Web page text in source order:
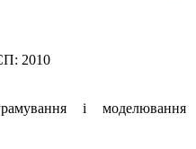
2010
і моделювання